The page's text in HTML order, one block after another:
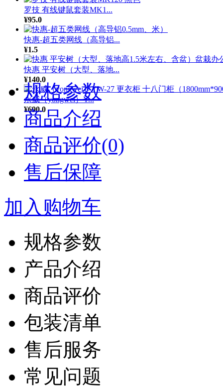
罗技 有线键鼠套装MK1...
¥95.0
快惠-超五类网线（高导铝...
¥1.5
快惠 平安树（大型、落地...
¥140.0
永威（yongwei）Y...
¥690.0
规格参数
商品介绍
商品评价(0)
售后保障
加入购物车
规格参数
产品介绍
商品评价
包装清单
售后服务
常见问题